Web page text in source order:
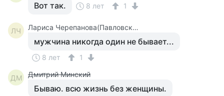
Вот так. 8 лет 1
ЛЧ Лариса Черепанова(Павловская)
мужчина никогда один не бывает...
8 лет 1
ДМ Дмитрий Минский
Бываю. всю жизнь без женщины.